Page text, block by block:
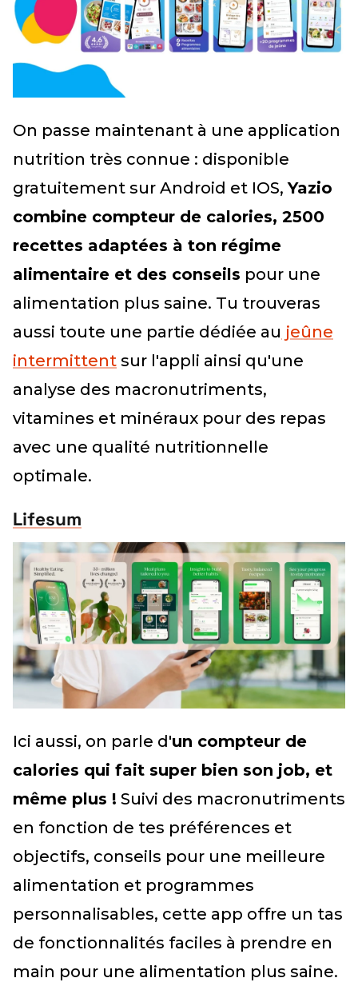
On passe maintenant à une application
nutrition très connue : disponible
gratuitement sur Android et IOS,Yazio
combine compteur de calories, 2500
recettes adaptées à ton régime
alimentaire et des conseils pour une
alimentation plus saine. Tu trouveras
aussi toute une partie dédiée au jeûne
intermittent sur l'appli ainsi qu'une
analyse des macronutriments,
vitamines et minéraux pour des repas
avec une qualité nutritionnelle
optimale.
Lifesum
Ici aussi, on parle d'un compteur de
calories qui fait super bien son job, et
même plus ! Suivi des macronutriments
en fonction de tes préférences et
objectifs, conseils pour une meilleure
alimentation et programmes
personnalisables, cette app offre un tas
de fonctionnalités faciles à prendre en
main pour une alimentation plus saine.